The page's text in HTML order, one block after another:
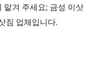
맡겨 주세요; 금성 이삿
짐 업체입니다.